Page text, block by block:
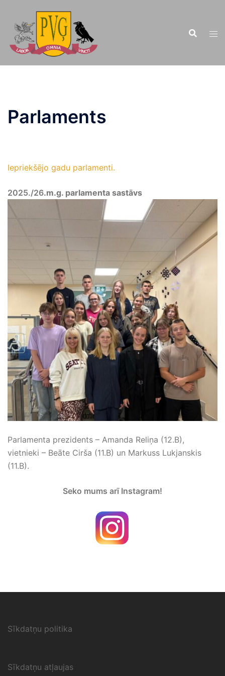
saturu
Parlaments
Iepriekšējo gadu parlamenti.
2025./26.m.g. parlamenta sastāvs
Parlamenta prezidents – Amanda Reliņa (12.B),
vietnieki – Beāte Cirša (11.B) un Markuss Lukjanskis
(11.B).
Seko mums arī Instagram!
Sīkdatņu politika
Sīkdatņu atļaujas